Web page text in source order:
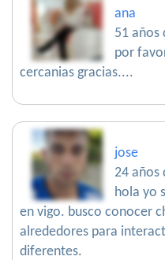
ana
51 años
por
cercanias gracias....
jose
24 años
hola yo
en vigo. busco conocer
alrededores para
diferentes.